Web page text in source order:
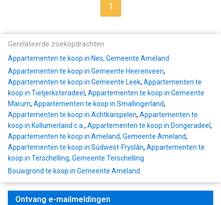
1
Gerelateerde zoekopdrachten
Appartementen te koop in Nes, Gemeente Ameland
Appartementen te koop in Gemeente Heerenveen,
Appartementen te koop in Gemeente Leek, Appartementen te
koop in Tietjerksteradeel , Appartementen te koop in Gemeente
Marum, Appartementen te koop in Smallingerland,
Appartementen te koop in Achtkarspelen, Appartementen te
koop in Kollumerland c a , Appartementen te koop in Dongeradeel ,
Appartementen te koop in Ameland, Gemeente Ameland,
Appartementen te koop in Súdwest-Fryslân, Appartementen te
koop in Terschelling, Gemeente Terschelling
Bouwgrond te koop in Gemeente Ameland
Ontvang e-mailmeldingen